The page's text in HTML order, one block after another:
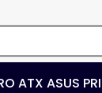
ATX ASUS